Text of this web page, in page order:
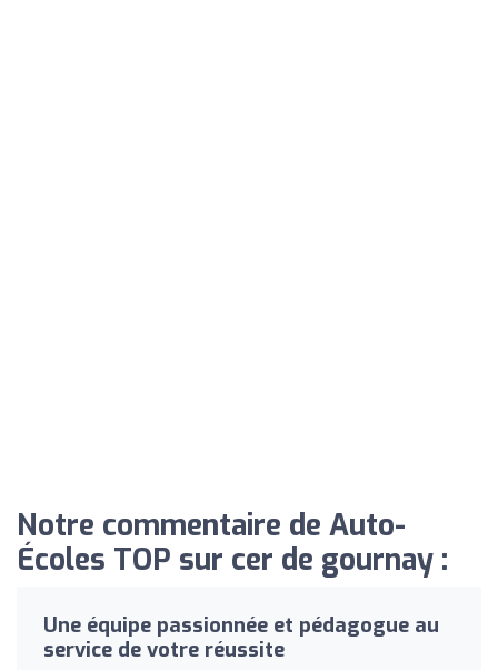
Notre commentaire de Auto-
Écoles TOP sur cer de gournay :
Une équipe passionnée et pédagogue au
service de votre réussite